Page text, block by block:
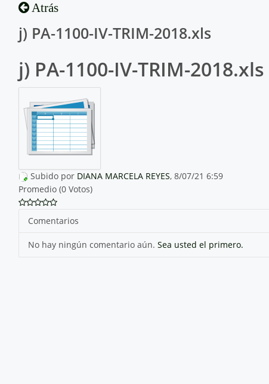
Atrás
j) PA-1100-IV-TRIM-2018.xls
j) PA-1100-IV-TRIM-2018.xls
Subido por DIANA MARCELA REYES, 8/07/21 6:59
Promedio (0 Votos)
Comentarios
No hay ningún comentario aún. Sea usted el primero.